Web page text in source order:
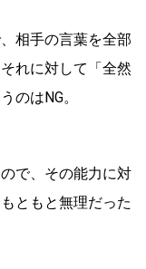
相手の言葉を全部
れに対して「全然
のはNG。
で、その能力に対
ともと無理だった